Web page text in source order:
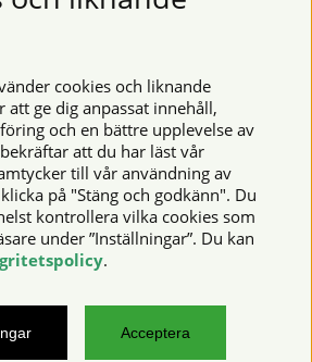
betalningar
Vi använder cookies -läs mer här
och mycket mer
cookies och liknande
att ge dig anpassat innehåll,
och en bättre upplevelse av
att du har läst vår
till vår användning av
på "Stäng och godkänn". Du
kontrollera vilka cookies som
under ”Inställningar”. Du kan
.
Acceptera